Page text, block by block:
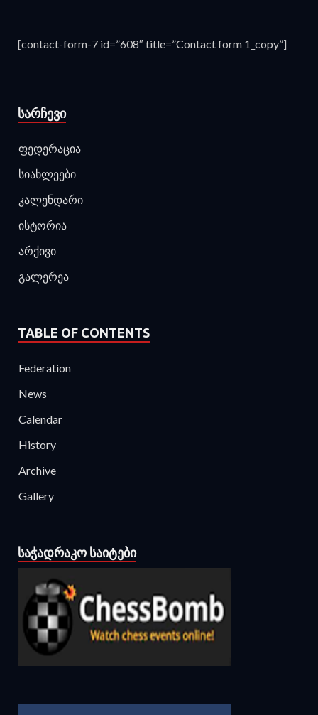
[contact-form-7 id=”608″ title=”Contact form 1_copy”]
ᲡᲐᲠᲩᲔᲕᲘ
ფედერაცია
სიახლეები
კალენდარი
ისტორია
არქივი
გალერეა
TABLE OF CONTENTS
Federation
News
Calendar
History
Archive
Gallery
ᲡᲐᲭᲐᲓᲠᲐᲙᲝ ᲡᲐᲘᲢᲔᲑᲘ